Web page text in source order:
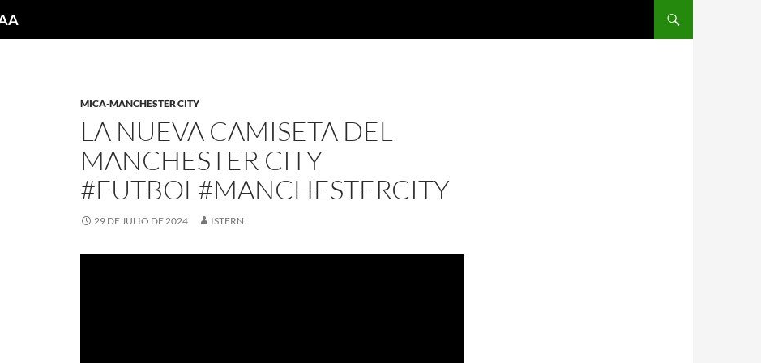
MICA-MANCHESTER CITY
LA NUEVA CAMISETA DEL
MANCHESTER CITY
#FUTBOL#MANCHESTERCITY
29 DE JULIO DE 2024 ISTERN